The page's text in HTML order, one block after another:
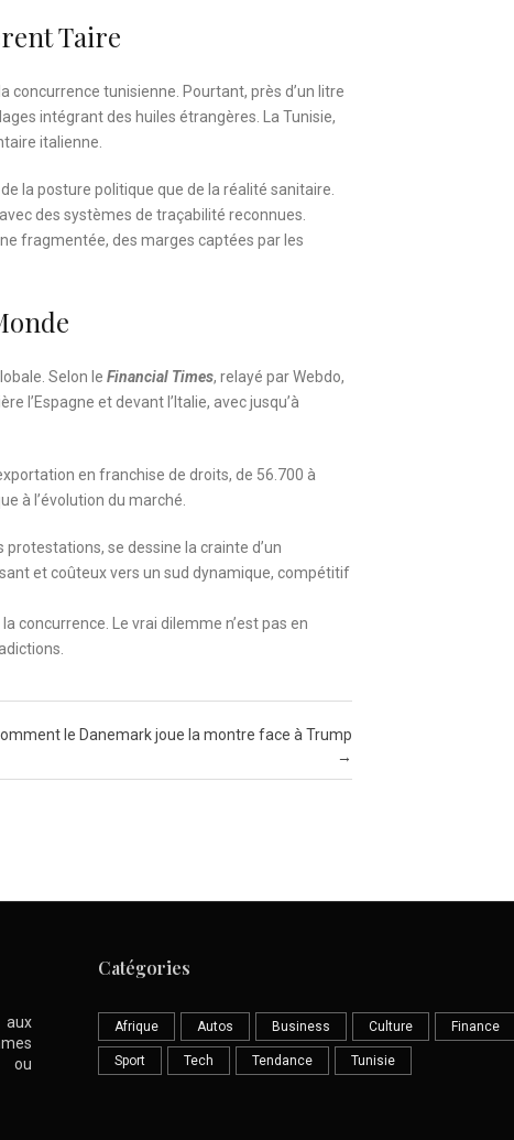
Taire
tunisienne. Pourtant, près d’un litre
intégrant des huiles étrangères. La Tunisie,
italienne.
la posture politique que de la réalité sanitaire.
des systèmes de traçabilité reconnues.
fragmentée, des marges captées par les
Selon le Financial Times, relayé par Webdo,
l’Espagne et devant l’Italie, avec jusqu’à
en franchise de droits, de 56.700 à
à l’évolution du marché.
se dessine la crainte d’un
et coûteux vers un sud dynamique, compétitif
concurrence. Le vrai dilemme n’est pas en
le Danemark joue la montre face à Trump
→
aux
ou
Catégories
Afrique Autos Business Culture Finance
Sport Tech Tendance Tunisie